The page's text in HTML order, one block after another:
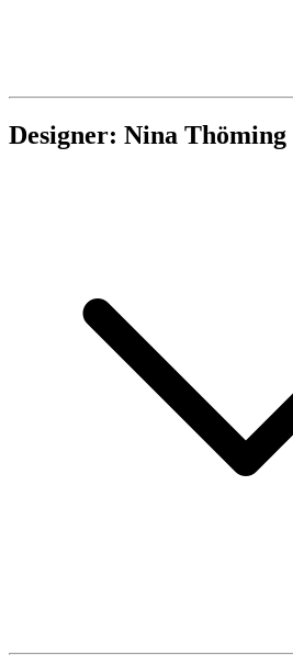
Designer: Nina Thöming